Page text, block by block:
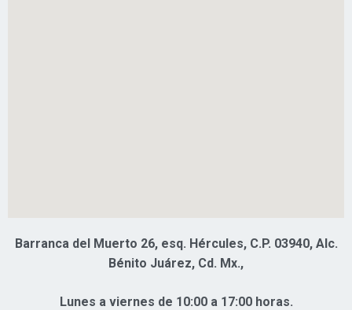
Barranca del Muerto 26, esq. Hércules, C.P. 03940, Alc.
Bénito Juárez, Cd. Mx.,
Lunes a viernes de 10:00 a 17:00 horas.